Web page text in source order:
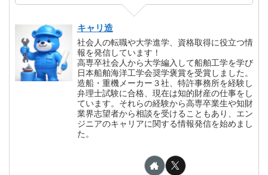
キャリ造
社会人の転職や大学進学、資格取得に役立つ情
報を発信しています！
高専卒社会人から大学編入して船舶工学を学び
日本船舶海洋工学会奨学褒賞を受賞しました。
造船・重機メーカー３社、特許事務所を経験し
弁理士試験に合格、現在は知的財産の仕事をし
ています。それらの経験から高専卒業生や知財
業界志望者から相談を受けることもあり、エン
ジニアのキャリアに関する情報発信を始めまし
た。